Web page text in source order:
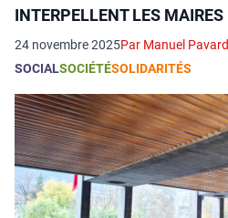
INTERPELLENT LES MAIRES
24 novembre 2025Par Manuel Pavard
SOCIALSOCIÉTÉSOLIDARITÉS